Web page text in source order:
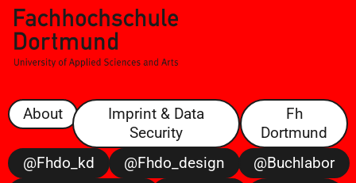
About
Imprint & Data
Security
Fh
Dortmund
@fhdo_kd
@fhdo_design
@buchlabor